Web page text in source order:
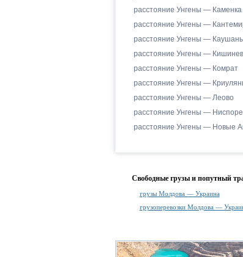
расстояние Унгены — Каменка
расстояние Унгены —
расстояние Унгены —
расстояние Унгены — Кишинев
расстояние Унгены — Комрат
расстояние Унгены —
расстояние Унгены — Леово
расстояние Унгены —
расстояние Унгены — Новые
Свободные грузы и попутный
грузы Молдова — Украина
грузоперевозки Молдова —